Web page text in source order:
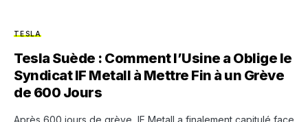
TESLA
Tesla Suède : Comment l’Usine a Oblige le
Syndicat IF Metall à Mettre Fin à un Grève
de 600 Jours